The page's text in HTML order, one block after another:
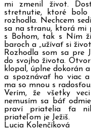
mi zmenil život.
stretnutie, ktoré bolo
rozhodla. Nechcem
sa na stranu, ktorá mi
s Bohom, tak s Ním
baroch a „užívať si
Rozhodla som sa pre
do svojho života.
klopal, úplne dokorán
a spoznávať ho viac
ma so mnou s radosťou.
Verím, že všetky
nemusím sa báť
praví priatelia ťa
priateľom je Ježiš.
Lucia Kolenčíková